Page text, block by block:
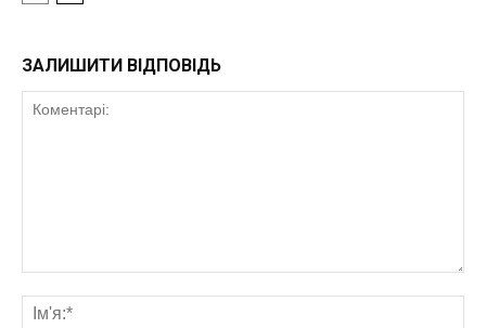
ЗАЛИШИТИ ВІДПОВІДЬ